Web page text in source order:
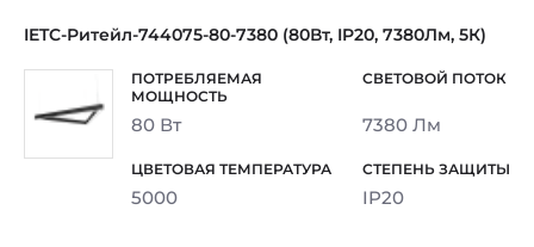
IETC-Ритейл-744075-80-7380 (80Вт, IP20, 7380Лм, 5К)
80 Вт 7380 Лм
5000 IP20